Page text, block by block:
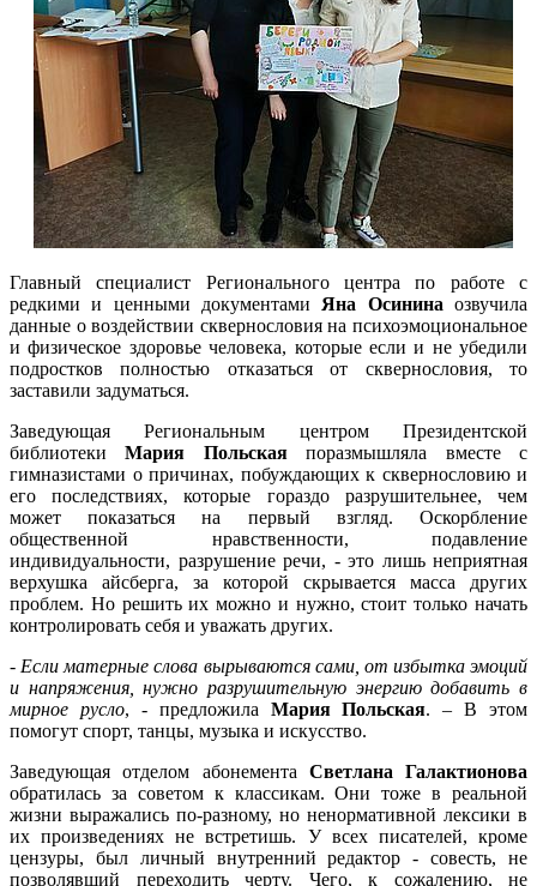
Главный специалист Регионального центра по работе с
редкими и ценными документами Яна Осинина озвучила
данные о воздействии сквернословия на психоэмоциональное
и физическое здоровье человека, которые если и не убедили
подростков полностью отказаться от сквернословия, то
заставили задуматься.
Заведующая Региональным центром Президентской
библиотекиМария Польскаяпоразмышляла вместе с
гимназистами о причинах, побуждающих к сквернословию и
его последствиях, которые гораздо разрушительнее, чем
может показаться на первый взгляд. Оскорбление
общественной нравственности, подавление
индивидуальности, разрушение речи, - это лишь неприятная
верхушка айсберга, за которой скрывается масса других
проблем. Но решить их можно и нужно, стоит только начать
контролировать себя и уважать других.
- Если матерные слова вырываются сами, от избытка эмоций
и напряжения, нужно разрушительную энергию добавить в
мирное русло, - предложила Мария Польская. – В этом
помогут спорт, танцы, музыка и искусство.
Заведующая отделом абонемента Светлана Галактионова
обратилась за советом к классикам. Они тоже в реальной
жизни выражались по-разному, но ненормативной лексики в
их произведениях не встретишь. У всех писателей, кроме
цензуры, был личный внутренний редактор - совесть, не
позволявший переходить черту. Чего, к сожалению, не